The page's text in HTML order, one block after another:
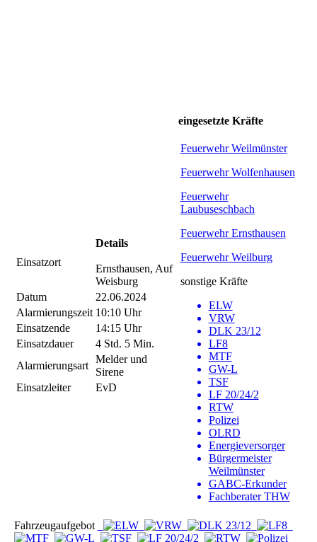
Einsatzort
Details
Ernsthausen, Auf
Weisburg
Datum
22.06.2024
Alarmierungszeit 10:10 Uhr
Einsatzende
14:15 Uhr
Einsatzdauer
4 Std. 5 Min.
Alarmierungsart
Melder und
Sirene
Einsatzleiter
EvD
eingesetzte Kräfte
Feuerwehr Weilmünster
Feuerwehr Wolfenhausen
Feuerwehr
Laubuseschbach
Feuerwehr Ernsthausen
Feuerwehr Weilburg
sonstige Kräfte
ELW
VRW
DLK 23/12
LF8
MTF
GW-L
TSF
LF 20/24/2
RTW
Polizei
OLRD
Energieversorger
Bürgermeister
Weilmünster
GABC-Erkunder
Fachberater THW
Fahrzeugaufgebot